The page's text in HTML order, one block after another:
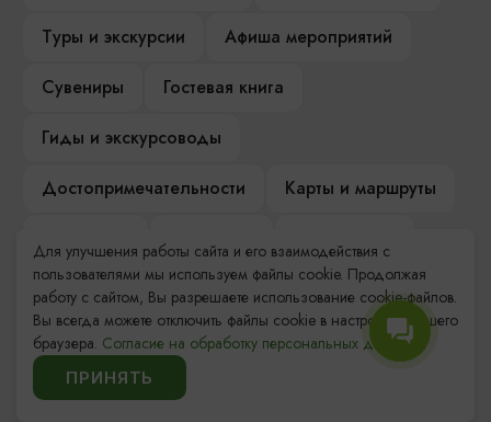
Туры и экскурсии
Афиша мероприятий
Сувениры
Гостевая книга
Гиды и экскурсоводы
Достопримечательности
Карты и маршруты
Компас Балтийской кухни
Настоящий Калининградец
Музеи
Для улучшения работы сайта и его взаимодействия с
пользователями мы используем файлы cookie. Продолжая
работу с сайтом, Вы разрешаете использование cookie-файлов.
Вы всегда можете отключить файлы cookie в настройках Вашего
браузера. Согласие на обработку персональных данных.
ПРИНЯТЬ